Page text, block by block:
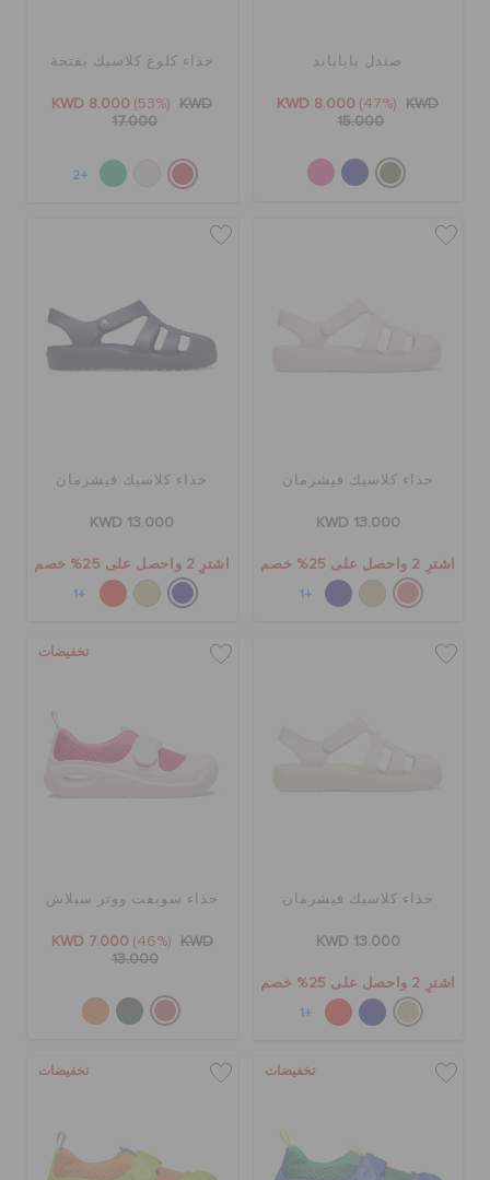
صندل باياباند
KWD 8.000 (47%)
KWD
15.000
حذاء كلوغ كلاسيك بفتحة
KWD 8.000 (53%)
KWD
17.000
+2
حذاء كلاسيك فيشرمان
KWD 13.000
اشترِ 2 واحصل على 25% خصم
+1
حذاء كلاسيك فيشرمان
KWD 13.000
اشترِ 2 واحصل على 25% خصم
+1
حذاء كلاسيك فيشرمان
KWD 13.000
اشترِ 2 واحصل على 25% خصم
+1
تخفيضات
حذاء سويفت ووتر سبلاش
KWD 7.000 (46%)
KWD
13.000
تخفيضات تخفيضات